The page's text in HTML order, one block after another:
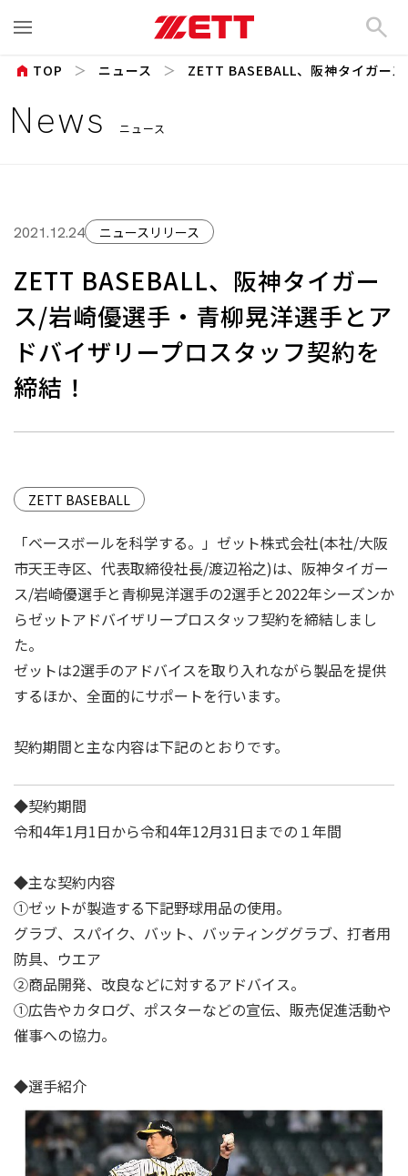
search
News ニュース
home TOP ニュース ZETT BASEBALL、阪神タイガー
2021.12.24 ニュースリリース
ZETT BASEBALL、阪神タイガー
ス/岩崎優選⼿・⻘柳晃洋選⼿とア
ドバイザリープロスタッフ契約を
締結！
ZETT BASEBALL
「ベースボールを科学する。」ゼット株式会社(本社/⼤阪
市天王寺区、代表取締役社⻑/渡辺裕之)は、阪神タイガー
ス/岩崎優選⼿と⻘柳晃洋選⼿の2選⼿と2022年シーズンか
らゼットアドバイザリープロスタッフ契約を締結しまし
た。
ゼットは2選⼿のアドバイスを取り入れながら製品を提供
するほか、全面的にサポートを⾏います。
契約期間と主な内容は下記のとおりです。
◆契約期間
令和4年1⽉1⽇から令和4年12⽉31⽇までの１年間
◆主な契約内容
①ゼットが製造する下記野球用品の使用。
グラブ、スパイク、バット、バッティンググラブ、打者用
防具、ウエア
②商品開発、改良などに対するアドバイス。
①広告やカタログ、ポスターなどの宣伝、販売促進活動や
催事への協⼒。
◆選手紹介